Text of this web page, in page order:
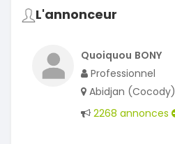
L'annonceur
Quoiquou BONY
Professionnel
Abidjan (Cocody)
2268 annonces